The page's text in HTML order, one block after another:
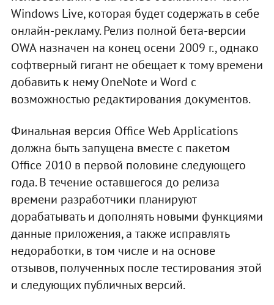
Windows Live, которая будет содержать в себе
онлайн-рекламу. Релиз полной бета-версии
OWA назначен на конец осени 2009 г., однако
софтверный гигант не обещает к тому времени
добавить к нему OneNote и Word с
возможностью редактирования документов.
Финальная версия Office Web Applications
должна быть запущена вместе с пакетом
Office 2010 в первой половине следующего
года. В течение оставшегося до релиза
времени разработчики планируют
дорабатывать и дополнять новыми функциями
данные приложения, а также исправлять
недоработки, в том числе и на основе
отзывов, полученных после тестирования этой
и следующих публичных версий.